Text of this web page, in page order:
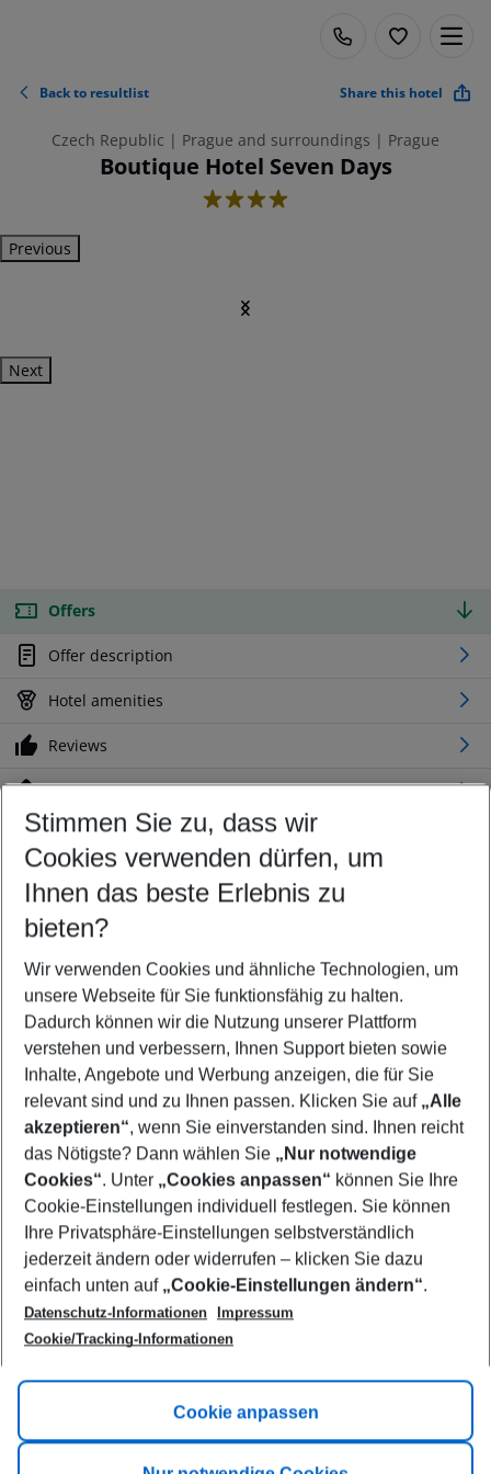
Back to resultlist Share this hotel
Czech Republic | Prague and surroundings | Prague
Boutique Hotel Seven Days
4
Previous
Next
Offers
Offer description
Hotel amenities
Reviews
Location
Customize your offer
Find the perfect deal which suits your best
Your departure airport
Any airport
Select your date range
10/08/26–08/08/27 5-8 nights
Who will travel
2 adults No children
Show more filter
Footer
Footer navigation
Title A
Link A
Stimmen Sie zu, dass wir
Cookies verwenden dürfen, um
Ihnen das beste Erlebnis zu
bieten?
Wir verwenden Cookies und ähnliche Technologien, um
unsere Webseite für Sie funktionsfähig zu halten.
Dadurch können wir die Nutzung unserer Plattform
verstehen und verbessern, Ihnen Support bieten sowie
Inhalte, Angebote und Werbung anzeigen, die für Sie
relevant sind und zu Ihnen passen. Klicken Sie auf „Alle
akzeptieren“, wenn Sie einverstanden sind. Ihnen reicht
das Nötigste? Dann wählen Sie „Nur notwendige
Cookies“. Unter „Cookies anpassen“ können Sie Ihre
Cookie-Einstellungen individuell festlegen. Sie können
Ihre Privatsphäre-Einstellungen selbstverständlich
jederzeit ändern oder widerrufen – klicken Sie dazu
einfach unten auf „Cookie-Einstellungen ändern“.
Datenschutz-Informationen
Impressum
Cookie/Tracking-Informationen
Cookie anpassen